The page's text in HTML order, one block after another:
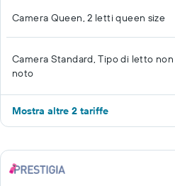
Camera Queen, 2 letti queen size
Camera Standard, Tipo di letto non
noto
Mostra altre 2 tariffe